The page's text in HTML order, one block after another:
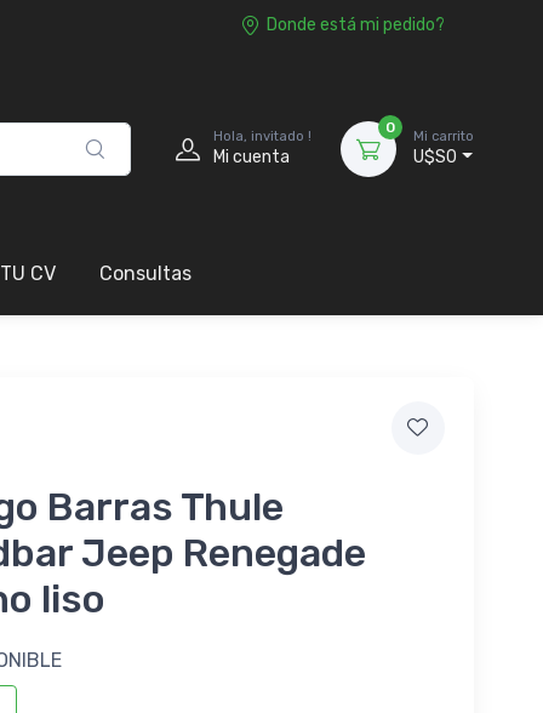
Donde está mi pedido?
Hola, invitado !
Mi cuenta
0
Mi carrito
U$S0
CV Consultas
Barras Thule
Jeep Renegade
liso